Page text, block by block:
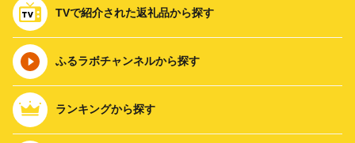
TVで紹介された返礼品から探す
ふるラボチャンネルから探す
ランキングから探す